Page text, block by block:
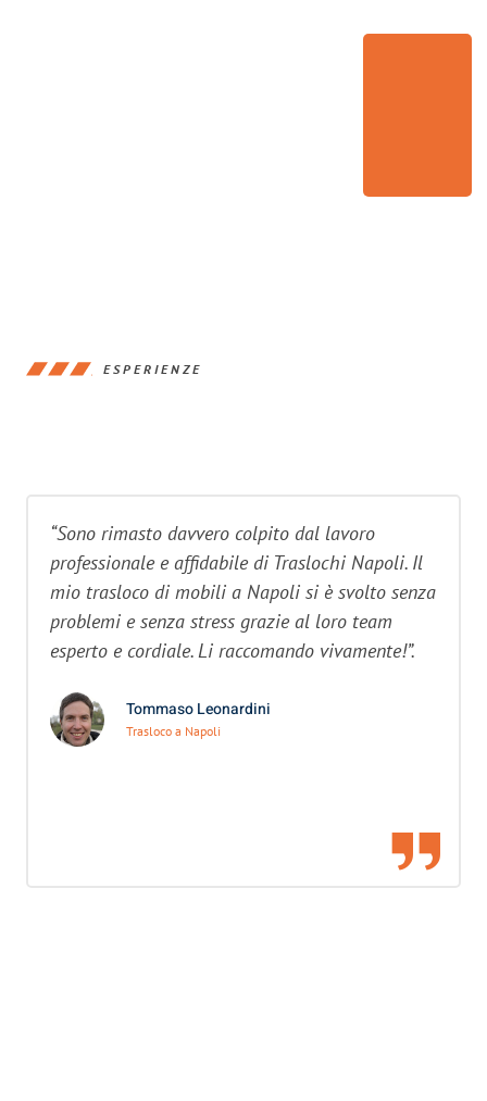
ESPERIENZE
“Sono rimasto davvero colpito dal lavoro
professionale e affidabile di Traslochi Napoli. Il
mio trasloco di mobili a Napoli si è svolto senza
problemi e senza stress grazie al loro team
esperto e cordiale. Li raccomando vivamente!”.
Tommaso Leonardini
Trasloco a Napoli